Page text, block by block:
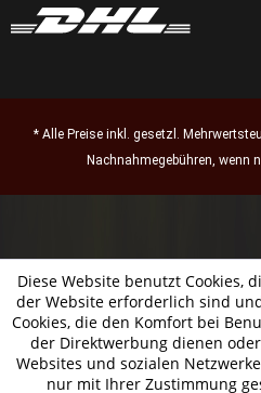
* Alle Preise inkl. gesetzl.
Nachnahmegebühren, wenn
Diese Website benutzt Cookies,
der Website erforderlich sind
Cookies, die den Komfort bei
der Direktwerbung dienen
Websites und sozialen
nur mit Ihrer Zustimmung